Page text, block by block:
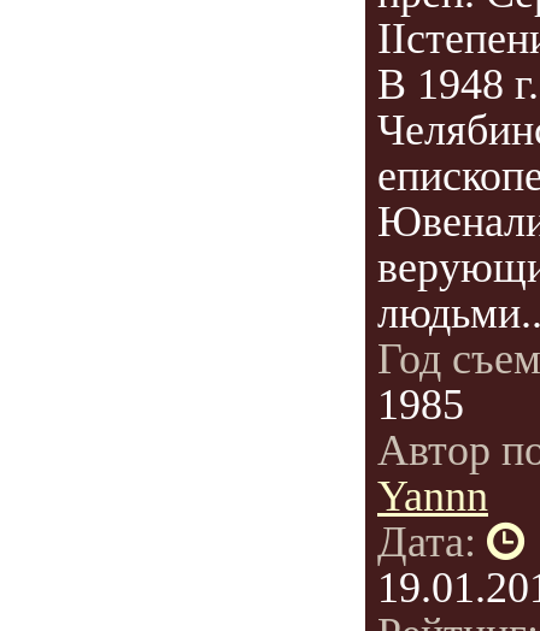
В 1948
Год
1985
Автор
Yannn
Дата: